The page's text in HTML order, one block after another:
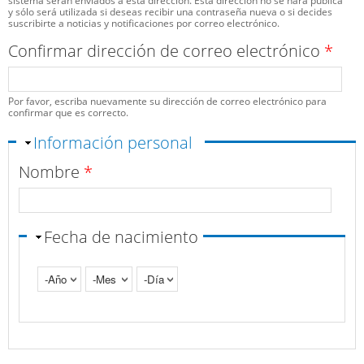
y sólo será utilizada si deseas recibir una contraseña nueva o si decides
suscribirte a noticias y notificaciones por correo electrónico.
Confirmar dirección de correo electrónico *
Por favor, escriba nuevamente su dirección de correo electrónico para
confirmar que es correcto.
Ocultar
Información personal
Nombre *
Fecha de nacimiento
Año
Mes Día